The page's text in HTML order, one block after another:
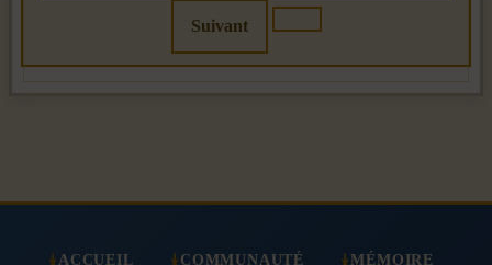
Suivant
ACCUEIL COMMUNAUTÉ MÉMOIRE